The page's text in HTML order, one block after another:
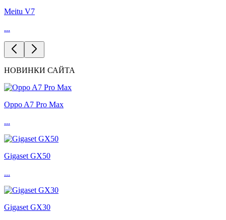
Meitu V7
...
НОВИНКИ САЙТА
Oppo A7 Pro Max
...
Gigaset GX50
...
Gigaset GX30